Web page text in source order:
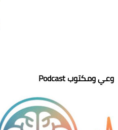
وعي ومكتوب Podcast